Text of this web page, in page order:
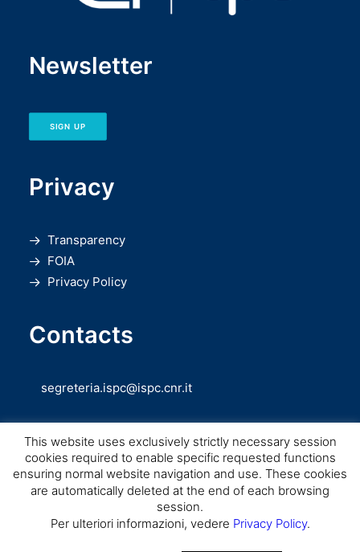
Newsletter
SIGN UP
Privacy
Transparency
FOIA
Privacy Policy
Contacts
segreteria.ispc@ispc.cnr.it
Consiglio Nazionale delle Ricerche
Scienze del Patrimonio Culturale – 2026
This website uses exclusively strictly necessary session
cookies required to enable specific requested functions
ensuring normal website navigation and use. These cookies
are automatically deleted at the end of each browsing
session.
Per ulteriori informazioni, vedere Privacy Policy.